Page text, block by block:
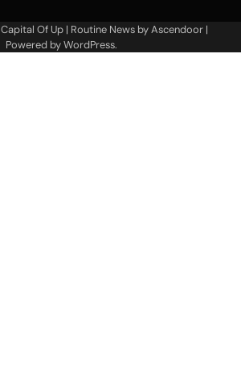
Capital Of Up | Routine News byAscendoor |
Powered byWordPress.